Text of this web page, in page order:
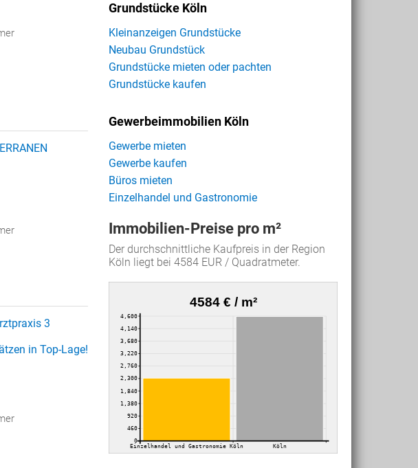
3
in Top-Lage!
Grundstücke Köln
Kleinanzeigen Grundstücke
Neubau Grundstück
Grundstücke mieten oder pachten
Grundstücke kaufen
Gewerbeimmobilien Köln
Gewerbe mieten
Gewerbe kaufen
Büros mieten
Einzelhandel und Gastronomie
Immobilien-Preise pro m²
Der durchschnittliche Kaufpreis in der Region
Köln liegt bei 4584 EUR / Quadratmeter.
4584 € / m²
0
460
920
1,380
1,840
2,300
2,760
3,220
3,680
4,140
4,600
Einzelhandel und Gastronomie Köln Köln